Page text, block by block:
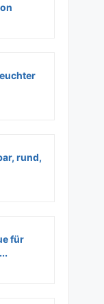
rund,
für